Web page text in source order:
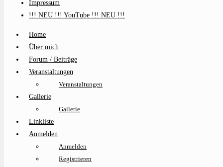
Impressum
!!! NEU !!! YouTube !!! NEU !!!
Home
Über mich
Forum / Beiträge
Veranstaltungen
Veranstaltungen
Gallerie
Gallerie
Linkliste
Anmelden
Anmelden
Registrieren